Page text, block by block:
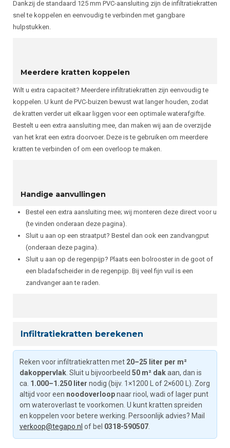
Dankzij de standaard 125 mm PVC-aansluiting zijn de infiltratiekratten
snel te koppelen en eenvoudig te verbinden met gangbare
hulpstukken.
Meerdere kratten koppelen
Wilt u extra capaciteit? Meerdere infiltratiekratten zijn eenvoudig te
koppelen. U kunt de PVC-buizen bewust wat langer houden, zodat
de kratten verder uit elkaar liggen voor een optimale waterafgifte.
Bestelt u een extra aansluiting mee, dan maken wij aan de overzijde
van het krat een extra doorvoer. Deze is te gebruiken om meerdere
kratten te verbinden of om een overloop te maken.
Handige aanvullingen
Bestel een extra aansluiting mee; wij monteren deze direct voor u
(te vinden onderaan deze pagina).
Sluit u aan op een straatput? Bestel dan ook een zandvangput
(onderaan deze pagina).
Sluit u aan op de regenpijp? Plaats een bolrooster in de goot of
een bladafscheider in de regenpijp. Bij veel fijn vuil is een
zandvanger aan te raden.
Infiltratiekratten berekenen
Reken voor infiltratiekratten met 20–25 liter per m²
dakoppervlak . Sluit u bijvoorbeeld 50 m² dakaan, dan is
ca. 1.000–1.250 liter nodig (bijv. 1×1200 L of 2×600 L). Zorg
altijd voor een noodoverloopnaar riool, wadi of lager punt
om wateroverlast te voorkomen. U kunt kratten spreiden
en koppelen voor betere werking. Persoonlijk advies? Mail
verkoop@tegapo.nl of bel 0318-590507